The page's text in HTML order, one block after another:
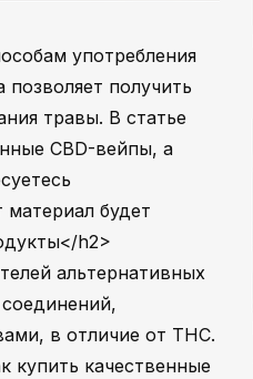
употребления
получить
травы. В статье
CBD-вейпы, а
материал будет
h2>
альтернативных
в отличие от THC.
купить качественные